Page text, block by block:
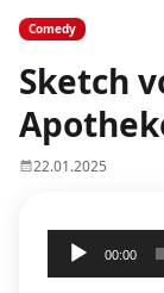
Comedy
Sketch
22.01.2025
Audio-
Player
00:00